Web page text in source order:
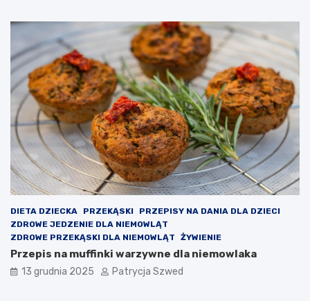
a
z
i
a
ł
a
i
a
k
e
r
z
y
n
o
c
u
c
z
ę
s
z
c
z
a
o
a
j
a
k
i
DIETA DZIECKA PRZEKĄSKI
PRZEPISY NA DANIA DLA DZIECI
ZDROWE JEDZENIE DLA NIEMOWLĄT
ZDROWE PRZEKĄSKI DLA NIEMOWLĄT
ŻYWIENIE
Przepis na muffinki warzywne dla niemowlaka
13 grudnia 2025 Patrycja Szwed